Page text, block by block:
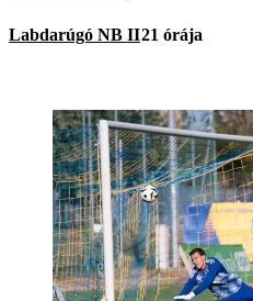
Labdarúgó NB II21 órája